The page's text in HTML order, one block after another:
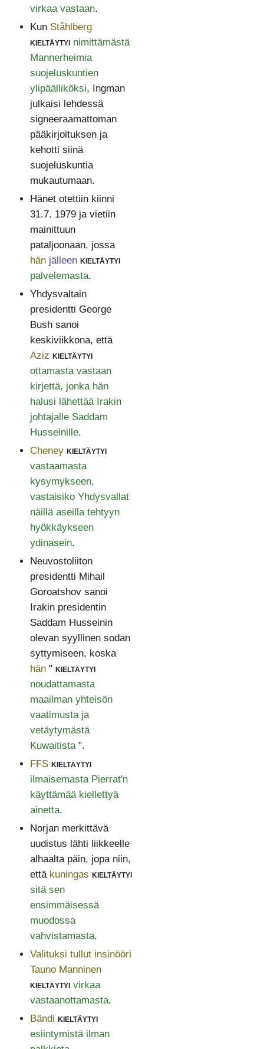
virkaa vastaan.
Kun Ståhlberg
kieltäytyi nimittämästä
Mannerheimia
suojeluskuntien
ylipäälliköksi, Ingman
julkaisi lehdessä
signeeraamattoman
pääkirjoituksen ja
kehotti siinä
suojeluskuntia
mukautumaan.
Hänet otettiin kiinni
31.7. 1979 ja vietiin
mainittuun
pataljoonaan, jossa
hän jälleen kieltäytyi
palvelemasta.
Yhdysvaltain
presidentti George
Bush sanoi
keskiviikkona, että
Aziz kieltäytyi
ottamasta vastaan
kirjettä, jonka hän
halusi lähettää Irakin
johtajalle Saddam
Husseinille.
Cheney kieltäytyi
vastaamasta
kysymykseen,
vastaisiko Yhdysvallat
näillä aseilla tehtyyn
hyökkäykseen
ydinasein.
Neuvostoliiton
presidentti Mihail
Goroatshov sanoi
Irakin presidentin
Saddam Husseinin
olevan syyllinen sodan
syttymiseen, koska
hän" kieltäytyi
noudattamasta
maailman yhteisön
vaatimusta ja
vetäytymästä
Kuwaitista".
FFS kieltäytyi
ilmaisemasta Pierrat'n
käyttämää kiellettyä
ainetta.
Norjan merkittävä
uudistus lähti liikkeelle
alhaalta päin, jopa niin,
että kuningas kieltäytyi
sitä sen
ensimmäisessä
muodossa
vahvistamasta.
Valituksi tullut insinööri
Tauno Manninen
kieltäytyi virkaa
vastaanottamasta.
Bändi kieltäytyi
esiintymistä ilman